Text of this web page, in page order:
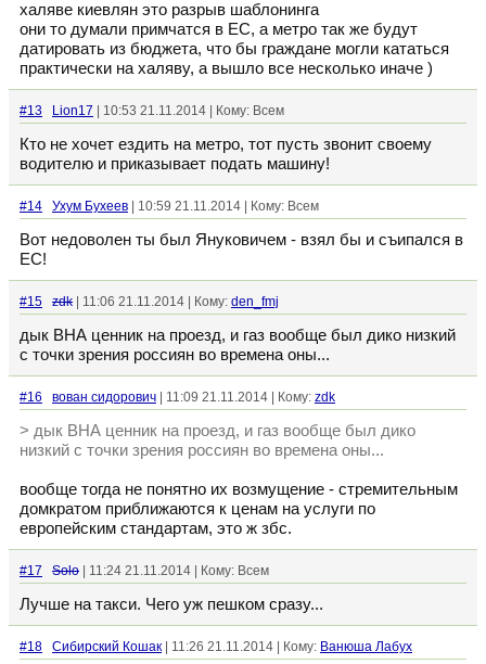
халяве киевлян это разрыв шаблонинга
они то думали примчатся в ЕС, а метро так же будут
датировать из бюджета, что бы граждане могли кататься
практически на халяву, а вышло все несколько иначе )
#13 Lion17 | 10:53 21.11.2014 | Кому: Всем
Кто не хочет ездить на метро, тот пусть звонит своему
водителю и приказывает подать машину!
#14 Ухум Бухеев | 10:59 21.11.2014 | Кому: Всем
Вот недоволен ты был Януковичем - взял бы и съипался в
ЕС!
#15 zdk | 11:06 21.11.2014 | Кому: den_fmj
дык ВНА ценник на проезд, и газ вообще был дико низкий
с точки зрения россиян во времена оны...
#16 вован сидорович | 11:09 21.11.2014 | Кому: zdk
> дык ВНА ценник на проезд, и газ вообще был дико
низкий с точки зрения россиян во времена оны...
вообще тогда не понятно их возмущение - стремительным
домкратом приближаются к ценам на услуги по
европейским стандартам, это ж збс.
#17 Solo | 11:24 21.11.2014 | Кому: Всем
Лучше на такси. Чего уж пешком сразу...
#18 Сибирский Кошак | 11:26 21.11.2014 | Кому: Ванюша Лабух